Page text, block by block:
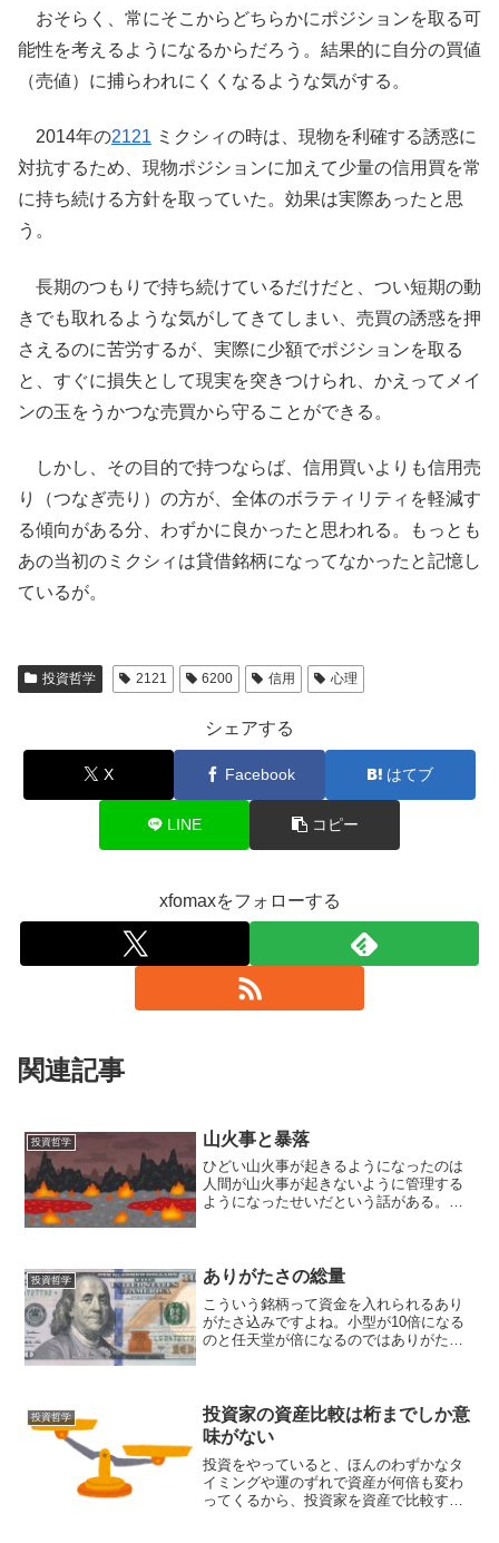
おそらく、常にそこからどちらかにポジションを取る可
能性を考えるようになるからだろう。結果的に自分の買値
（売値）に捕らわれにくくなるような気がする。
2014年の2121 ミクシィの時は、現物を利確する誘惑に
対抗するため、現物ポジションに加えて少量の信用買を常
に持ち続ける方針を取っていた。効果は実際あったと思
う。
長期のつもりで持ち続けているだけだと、つい短期の動
きでも取れるような気がしてきてしまい、売買の誘惑を押
さえるのに苦労するが、実際に少額でポジションを取る
と、すぐに損失として現実を突きつけられ、かえってメイ
ンの玉をうかつな売買から守ることができる。
しかし、その目的で持つならば、信用買いよりも信用売
り（つなぎ売り）の方が、全体のボラティリティを軽減す
る傾向がある分、わずかに良かったと思われる。もっとも
あの当初のミクシィは貸借銘柄になってなかったと記憶し
ているが。
投資哲学 2121 6200 信用 心理
シェアする
X Facebook はてブ
LINE コピー
xfomaxをフォローする
関連記事
投資哲学 山火事と暴落
ひどい山火事が起きるようになったのは
人間が山火事が起きないように管理する
ようになったせいだという話がある。
物の総量が不変だとすれば...
投資哲学 ありがたさの総量
こういう銘柄って資金を入れられるあり
がたさ込みですよね。小型が10倍になる
のと任天堂が倍になるのではありがたさ
り...
投資哲学
投資家の資産比較は桁までしか意
味がない
投資をやっていると、ほんのわずかなタ
イミングや運のずれで資産が何倍も変わ
ってくるから、投資家を資産で比較する